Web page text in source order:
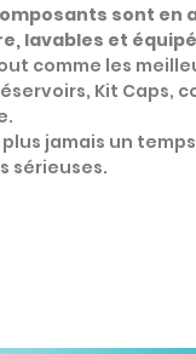
sont en
lavables et
comme les
Kit Caps,
plus jamais un
sérieuses.